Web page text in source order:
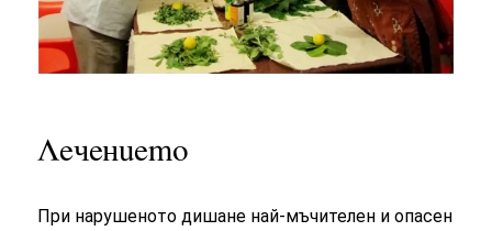
Лечението
При нарушеното дишане най-мъчителен и опасен